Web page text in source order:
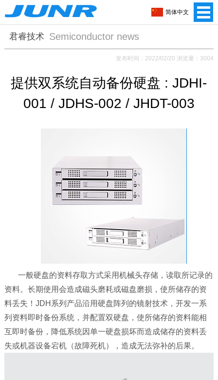
君睿技术 Semiconductor news
发布时间：2022/02/20 浏览量：3004
提供双系统自动备份硬盘 : JDHI-
001 / JDHS-002 / JHDT-003
一般硬盘的资料存取方式采用机械头存储，读取所记录的
资料。长期使用会造成磁头磨耗或磁盘磨损，使所储存的资
料丢失！JDH系列产品沿用硬盘阵列的镜射技术，开发一系
列资料即时备份系统，并配置双硬盘，使所储存的资料能相
互即时备份，降低系统因单一硬盘损坏而造成储存的资料丢
失或机器设备宕机（故障死机），造成无法弥补的后果。
简体中文